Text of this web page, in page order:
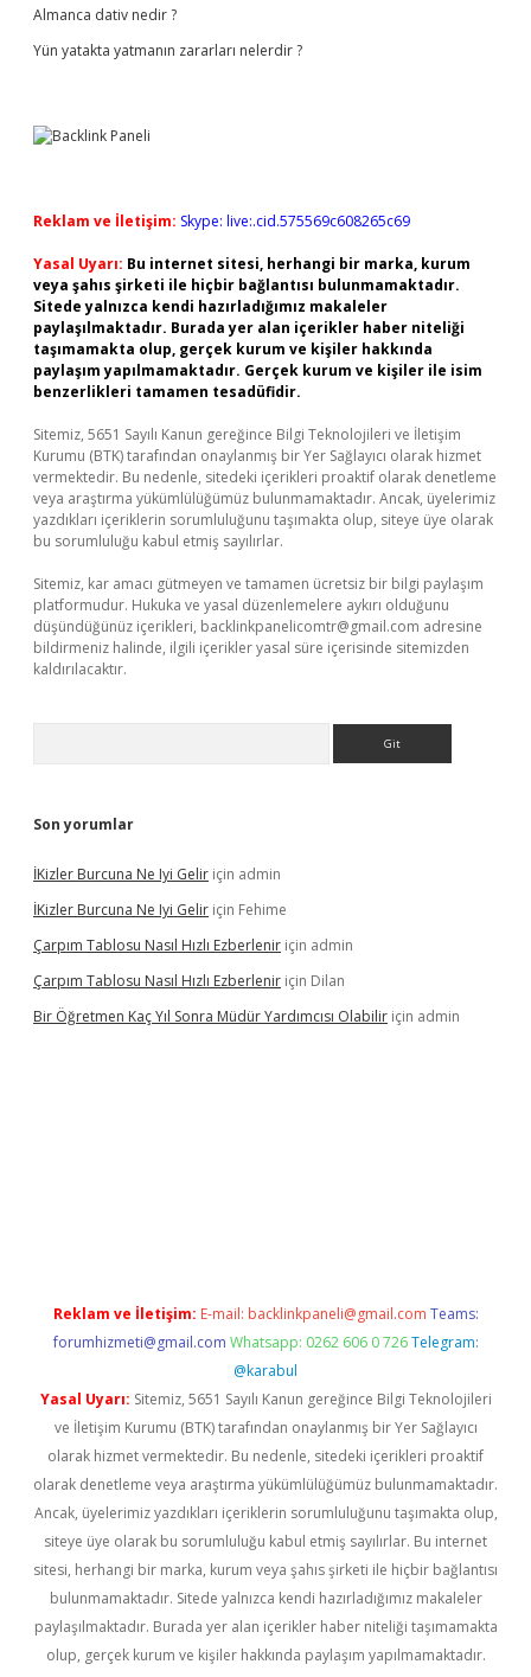
Almanca dativ nedir ?
Yün yatakta yatmanın zararları nelerdir ?
Reklam ve İletişim: Skype: live:.cid.575569c608265c69
Yasal Uyarı: Bu internet sitesi, herhangi bir marka, kurum
veya şahıs şirketi ile hiçbir bağlantısı bulunmamaktadır.
Sitede yalnızca kendi hazırladığımız makaleler
paylaşılmaktadır. Burada yer alan içerikler haber niteliği
taşımamakta olup, gerçek kurum ve kişiler hakkında
paylaşım yapılmamaktadır. Gerçek kurum ve kişiler ile isim
benzerlikleri tamamen tesadüfidir.
Sitemiz, 5651 Sayılı Kanun gereğince Bilgi Teknolojileri ve İletişim
Kurumu (BTK) tarafından onaylanmış bir Yer Sağlayıcı olarak hizmet
vermektedir. Bu nedenle, sitedeki içerikleri proaktif olarak denetleme
veya araştırma yükümlülüğümüz bulunmamaktadır. Ancak, üyelerimiz
yazdıkları içeriklerin sorumluluğunu taşımakta olup, siteye üye olarak
bu sorumluluğu kabul etmiş sayılırlar.
Sitemiz, kar amacı gütmeyen ve tamamen ücretsiz bir bilgi paylaşım
platformudur. Hukuka ve yasal düzenlemelere aykırı olduğunu
düşündüğünüz içerikleri, backlinkpanelicomtr@gmail.com adresine
bildirmeniz halinde, ilgili içerikler yasal süre içerisinde sitemizden
kaldırılacaktır.
Son yorumlar
İKizler Burcuna Ne Iyi Gelir için admin
İKizler Burcuna Ne Iyi Gelir için Fehime
Çarpım Tablosu Nasıl Hızlı Ezberlenir için admin
Çarpım Tablosu Nasıl Hızlı Ezberlenir için Dilan
Bir Öğretmen Kaç Yıl Sonra Müdür Yardımcısı Olabilir için admin
Reklam ve İletişim: E-mail: backlinkpaneli@gmail.com Teams:
forumhizmeti@gmail.com Whatsapp: 0262 606 0 726 Telegram:
@karabul
Yasal Uyarı: Sitemiz, 5651 Sayılı Kanun gereğince Bilgi Teknolojileri
ve İletişim Kurumu (BTK) tarafından onaylanmış bir Yer Sağlayıcı
olarak hizmet vermektedir. Bu nedenle, sitedeki içerikleri proaktif
olarak denetleme veya araştırma yükümlülüğümüz bulunmamaktadır.
Ancak, üyelerimiz yazdıkları içeriklerin sorumluluğunu taşımakta olup,
siteye üye olarak bu sorumluluğu kabul etmiş sayılırlar. Bu internet
sitesi, herhangi bir marka, kurum veya şahıs şirketi ile hiçbir bağlantısı
bulunmamaktadır. Sitede yalnızca kendi hazırladığımız makaleler
paylaşılmaktadır. Burada yer alan içerikler haber niteliği taşımamakta
olup, gerçek kurum ve kişiler hakkında paylaşım yapılmamaktadır.